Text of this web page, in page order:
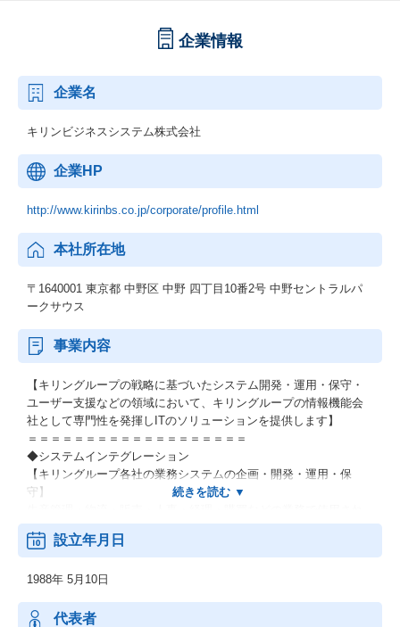
企業情報
企業名
キリンビジネスシステム株式会社
企業HP
http://www.kirinbs.co.jp/corporate/profile.html
本社所在地
〒1640001 東京都 中野区 中野 四丁目10番2号 中野セントラルパ
ークサウス
事業内容
【キリングループの戦略に基づいたシステム開発・運用・保守・
ユーザー支援などの領域において、キリングループの情報機能会
社として専門性を発揮しITのソリューションを提供します】
＝＝＝＝＝＝＝＝＝＝＝＝＝＝＝＝＝＝＝
◆システムインテグレーション
【キリングループ各社の業務システムの企画・開発・運用・保
守】
るシステムを開発します。
システムの企画立案から運用・保守、ユーザ支援など、システム
【キリングループ全体の情報インフラ環境の構築・維持・管理】
パソコン、ネットワーク、セキュリティ、メール、OAアプリケー
設立年月日
1988年 5月10日
代表者